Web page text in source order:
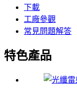
下載
工廠參觀
常見問題解答
特色產品